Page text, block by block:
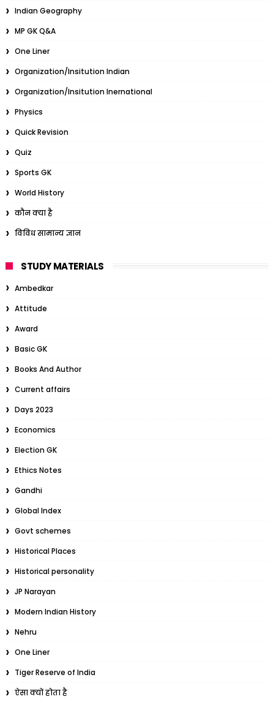
Indian Geography
MP GK Q&A
One Liner
Organization/Insitution Indian
Organization/Insitution Inernational
Physics
Quick Revision
Quiz
Sports GK
World History
कौन क्या है
विविध सामान्य ज्ञान
STUDY MATERIALS
Ambedkar
Attitude
Award
Basic GK
Books And Author
Current affairs
Days 2023
Economics
Election GK
Ethics Notes
Gandhi
Global Index
Govt schemes
Historical Places
Historical personality
JP Narayan
Modern Indian History
Nehru
One Liner
Tiger Reserve of India
ऐसा क्यों होता है